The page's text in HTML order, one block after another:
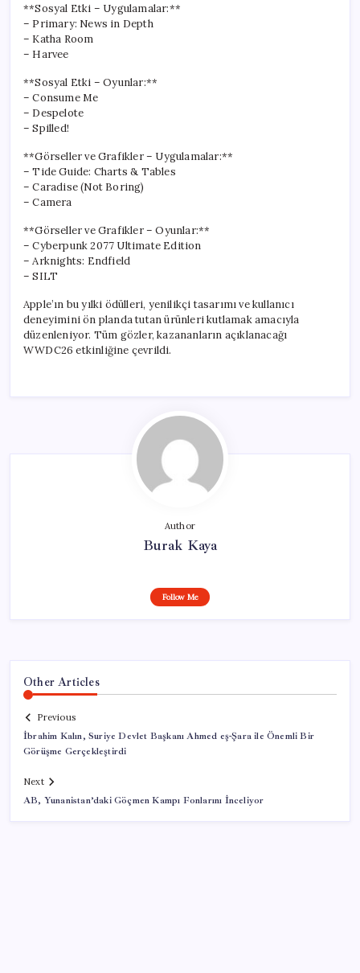
**Sosyal Etki – Uygulamalar:**
– Primary: News in Depth
– Katha Room
– Harvee
**Sosyal Etki – Oyunlar:**
– Consume Me
– Despelote
– Spilled!
**Görseller ve Grafikler – Uygulamalar:**
– Tide Guide: Charts & Tables
– Caradise (Not Boring)
– Camera
**Görseller ve Grafikler – Oyunlar:**
– Cyberpunk 2077 Ultimate Edition
– Arknights: Endfield
– SILT
Apple’ın bu yılki ödülleri, yenilikçi tasarımı ve kullanıcı
deneyimini ön planda tutan ürünleri kutlamak amacıyla
düzenleniyor. Tüm gözler, kazananların açıklanacağı
WWDC26 etkinliğine çevrildi.
Author
Burak Kaya
Follow Me
Other Articles
Previous
İbrahim Kalın, Suriye Devlet Başkanı Ahmed eş-Şara ile Önemli Bir
Görüşme Gerçekleştirdi
Next
AB, Yunanistan’daki Göçmen Kampı Fonlarını İnceliyor